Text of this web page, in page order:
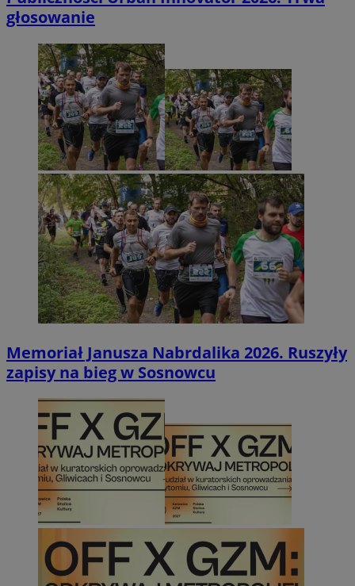
głosowanie
Memoriał Janusza Nabrdalika 2026. Ruszyły
zapisy na bieg w Sosnowcu